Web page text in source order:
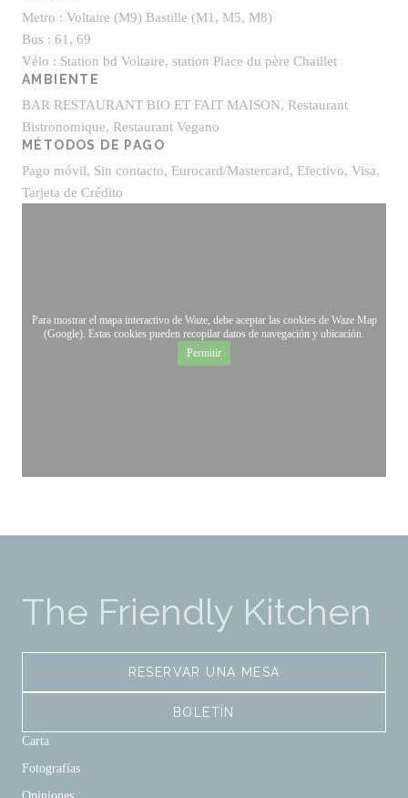
Metro : Voltaire (M9) Bastille (M1, M5, M8)
Bus : 61, 69
Vélo : Station bd Voltaire, station Place du père Chaillet
AMBIENTE
BAR RESTAURANT BIO ET FAIT MAISON, Restaurant
Bistronomique, Restaurant Vegano
MÉTODOS DE PAGO
Pago móvil, Sin contacto, Eurocard/Mastercard, Efectivo, Visa,
Tarjeta de Crédito
Para mostrar el mapa interactivo de Waze, debe aceptar las cookies de Waze Map
(Google). Estas cookies pueden recopilar datos de navegación y ubicación.
Permitir
The Friendly Kitchen
RESERVAR UNA MESA
BOLETÍN
Carta
Fotografías